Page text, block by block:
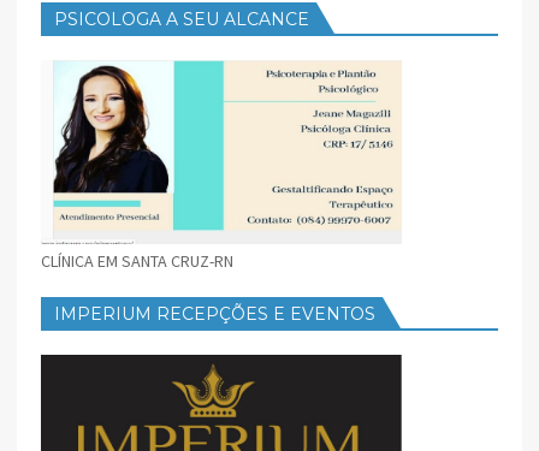
PSICOLOGA A SEU ALCANCE
CLÍNICA EM SANTA CRUZ-RN
IMPERIUM RECEPÇÕES E EVENTOS